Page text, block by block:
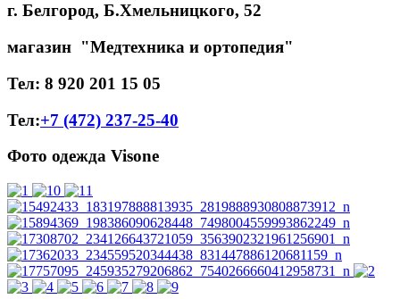
г. Белгород, Б.Хмельницкого, 52
магазин "Медтехника и ортопедия"
Тел: 8 920 201 15 05
Тел:+7 (472) 237-25-40
Фото одежда Visone